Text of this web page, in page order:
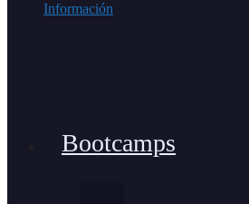
Información
Bootcamps